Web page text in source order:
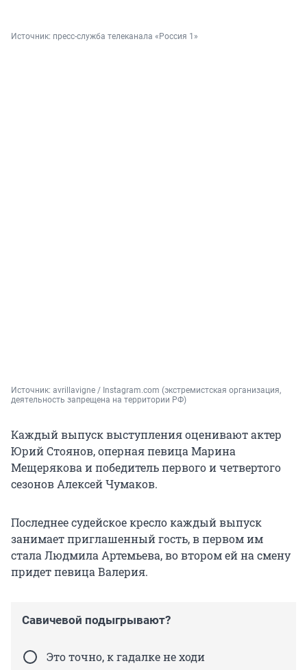
Источник: пресс-служба телеканала «Россия 1»
Источник: avrillavigne / Instagram.com (экстремистская организация,
деятельность запрещена на территории РФ)
Каждый выпуск выступления оценивают актер
Юрий Стоянов, оперная певица Марина
Мещерякова и победитель первого и четвертого
сезонов Алексей Чумаков.
Последнее судейское кресло каждый выпуск
занимает приглашенный гость, в первом им
стала Людмила Артемьева, во втором ей на смену
придет певица Валерия.
Савичевой подыгрывают?
Это точно, к гадалке не ходи